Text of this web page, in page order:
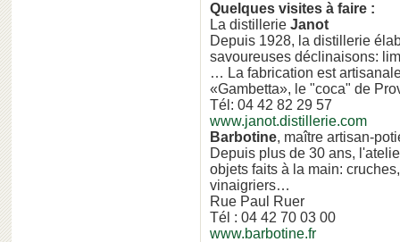
Quelques visites à faire :
La distillerie Janot
Depuis 1928, la distillerie
savoureuses déclinaisons:
… La fabrication est
«Gambetta», le "coca" de
Tél: 04 42 82 29 57
www.janot.distillerie.com
Barbotine, maître artisan-
Depuis plus de 30 ans,
objets faits à la main:
vinaigriers…
Rue Paul Ruer
Tél : 04 42 70 03 00
www.barbotine.fr